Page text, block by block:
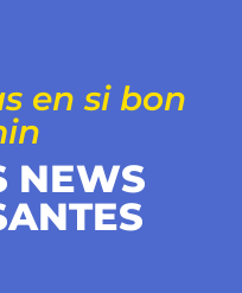
en si bon
NEWS